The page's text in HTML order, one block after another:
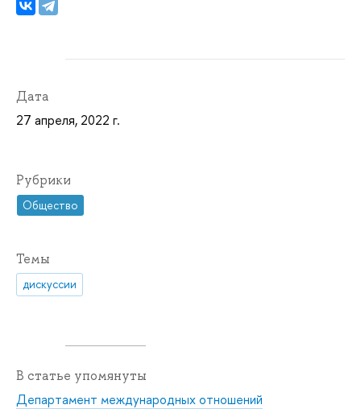
Дата
27 апреля, 2022 г.
Рубрики
Общество
Темы
дискуссии
В статье упомянуты
Департамент международных отношений